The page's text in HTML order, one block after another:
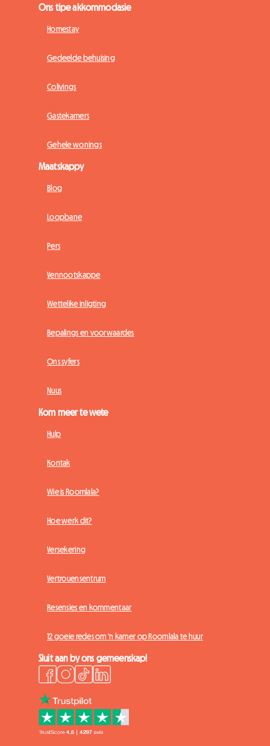
Ons tipe akkommodasie
Homestay
Gedeelde behuising
Colivings
Gastekamers
Gehele wonings
Maatskappy
Blog
Loopbane
Pers
Vennootskappe
Wettelike inligting
Bepalings en voorwaardes
Ons syfers
Nuus
Kom meer te wete
Hulp
Kontak
Wie is Roomlala?
Hoe werk dit?
Versekering
Vertrouensentrum
Resensies en kommentaar
12 goeie redes om 'n kamer op Roomlala te huur
Sluit aan by ons gemeenskap!